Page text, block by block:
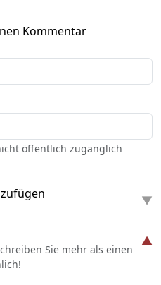
Kommentar
öffentlich zugänglich
Sie mehr als einen